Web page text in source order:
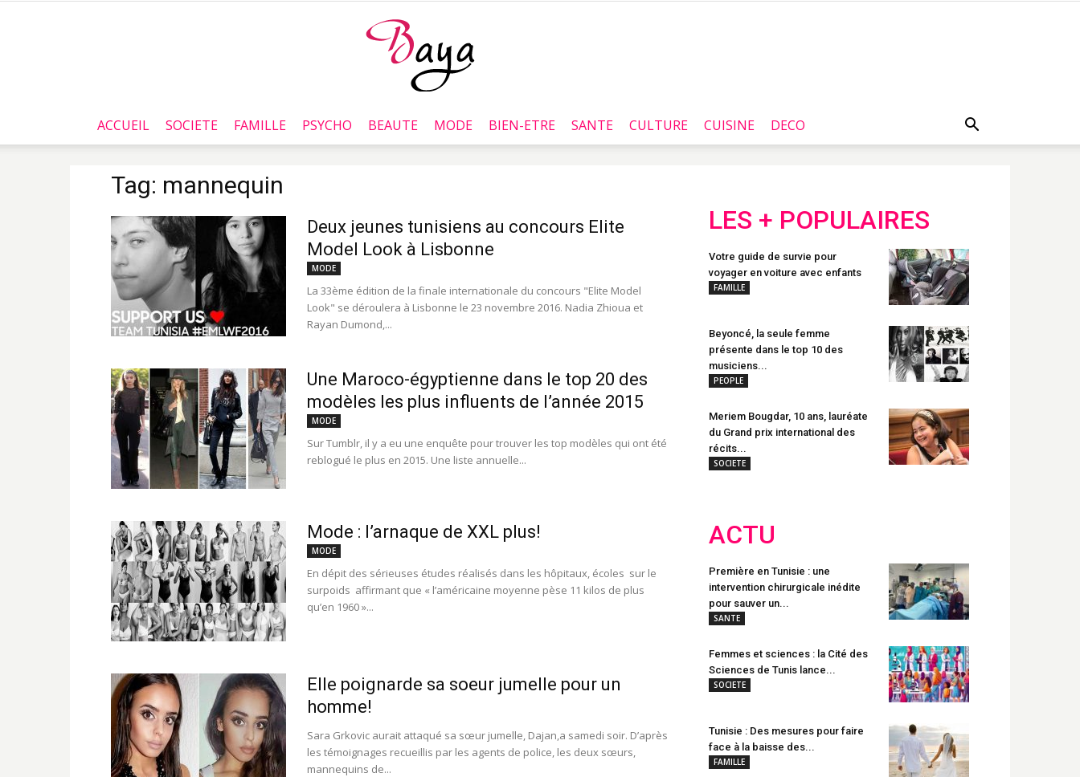
Baya.tn
ACCUEIL SOCIETE FAMILLE PSYCHO BEAUTE MODE BIEN-ETRE SANTE CULTURE CUISINE DECO
Tag: mannequin
Deux jeunes tunisiens au concours Elite
Model Look à Lisbonne
MODE
La 33ème édition de la finale internationale du concours "Elite Model
Look" se déroulera à Lisbonne le 23 novembre 2016. Nadia Zhioua et
Rayan Dumond,...
Une Maroco-égyptienne dans le top 20 des
modèles les plus influents de l’année 2015
MODE
Sur Tumblr, il y a eu une enquête pour trouver les top modèles qui ont été
reblogué le plus en 2015. Une liste annuelle...
Mode : l’arnaque de XXL plus!
MODE
En dépit des sérieuses études réalisés dans les hôpitaux, écoles sur le
surpoids affirmant que « l’américaine moyenne pèse 11 kilos de plus
qu’en 1960 »...
Elle poignarde sa soeur jumelle pour un
homme!
Sara Grkovic aurait attaqué sa sœur jumelle, Dajan,a samedi soir. D’après
les témoignages recueillis par les agents de police, les deux sœurs,
mannequins de...
LES + POPULAIRES
Votre guide de survie pour
voyager en voiture avec enfants
FAMILLE
Beyoncé, la seule femme
présente dans le top 10 des
musiciens...
PEOPLE
Meriem Bougdar, 10 ans, lauréate
du Grand prix international des
récits...
SOCIETE
ACTU
Première en Tunisie : une
intervention chirurgicale inédite
pour sauver un...
SANTE
Femmes et sciences : la Cité des
Sciences de Tunis lance...
SOCIETE
Tunisie : Des mesures pour faire
face à la baisse des...
FAMILLE